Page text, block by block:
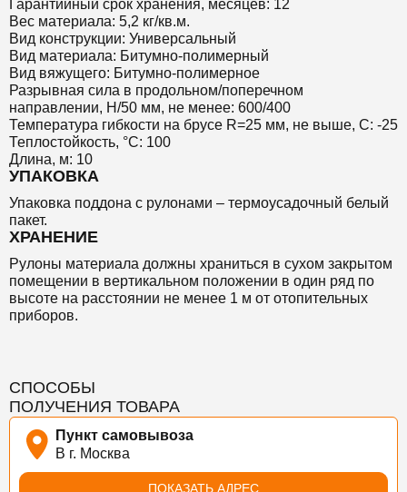
Гарантийный срок хранения, месяцев: 12
Вес материала: 5,2 кг/кв.м.
Вид конструкции: Универсальный
Вид материала: Битумно-полимерный
Вид вяжущего: Битумно-полимерное
Разрывная сила в продольном/поперечном
направлении, Н/50 мм, не менее: 600/400
Температура гибкости на брусе R=25 мм, не выше, С: -25
Теплостойкость, °С: 100
Длина, м: 10
УПАКОВКА
Упаковка поддона с рулонами – термоусадочный белый
пакет.
ХРАНЕНИЕ
Рулоны материала должны храниться в сухом закрытом
помещении в вертикальном положении в один ряд по
высоте на расстоянии не менее 1 м от отопительных
приборов.
СПОСОБЫ
ПОЛУЧЕНИЯ ТОВАРА
Пункт самовывоза
В г. Москва
ПОКАЗАТЬ АДРЕС